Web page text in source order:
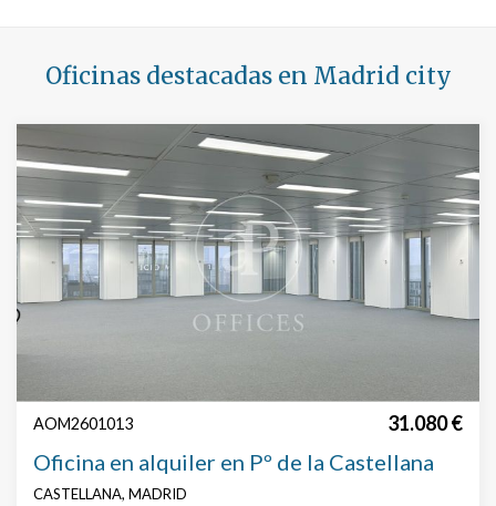
Búsqueda avanzada
Oficinas destacadas en Madrid city
AOM2601013 31.080 €
Oficina en alquiler en Pº de la Castellana
CASTELLANA, MADRID